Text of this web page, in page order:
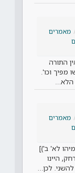
מאמרים
התורה
וכו'.
מאמרים
לא' ב')]
היינו
לכן…